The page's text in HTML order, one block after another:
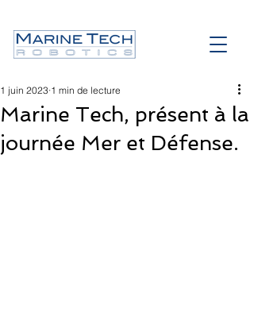
Marine Tech, présent à la
journée Mer et Défense.
1 juin 2023 1 min de lecture